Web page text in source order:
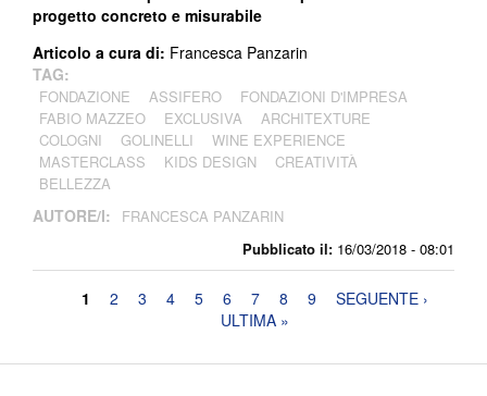
Pubblicato il: 16/03/2018 - 08:01
progetto concreto e misurabile
Articolo a cura di: Francesca Panzarin
TAG:
FONDAZIONE ASSIFERO
FONDAZIONI D'IMPRESA
FABIO MAZZEO
EXCLUSIVA
ARCHITEXTURE
COLOGNI
GOLINELLI
WINE EXPERIENCE
MASTERCLASS
KIDS DESIGN
CREATIVITÀ
BELLEZZA
AUTORE/I: FRANCESCA PANZARIN
Pagine
1 2 3 4 5 6 7 8 9
SEGUENTE ›
ULTIMA »